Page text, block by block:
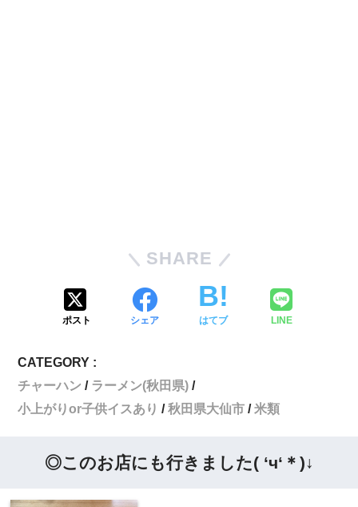
SHARE
ポスト シェア はてブ LINE
CATEGORY :
チャーハン
ラーメン(秋田県)
小上がりor子供イスあり
秋田県大仙市 米類
◎このお店にも行きました( ‘ч‘＊)↓